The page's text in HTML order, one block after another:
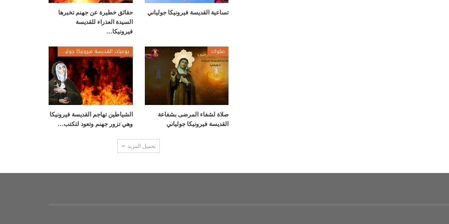
تساعية القديسة فيرونيكا جولياني
حقائق خطيرة عن جهنم تخبرها
السيدة العذراء للقديسة
فيرونيكا…
صلوات
صلاة لشفاء المرضى بشفاعة
القديسة فيرونيكا جولياني
يوميات القديسة فيرونيكا جولياني
الشياطين تهاجم القديسة فيرونيكا
وهي تزور جهنم وتعود لتكتب…
تحميل المزيد